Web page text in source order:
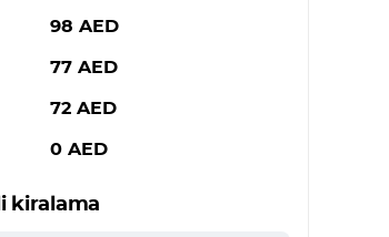
98 AED
77 AED
72 AED
0 AED
kiralama